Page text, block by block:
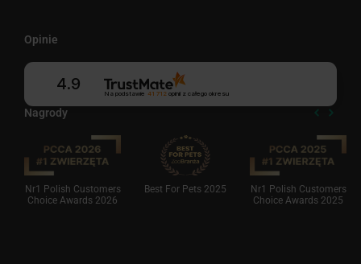
Nagrody
Nr1 Polish Customers
Choice Awards 2026
Best For Pets 2025
Nr1 Polish Customers
Choice Awards 2025
Opinie
4.9
Na podstawie 41 712opinii z całego okresu